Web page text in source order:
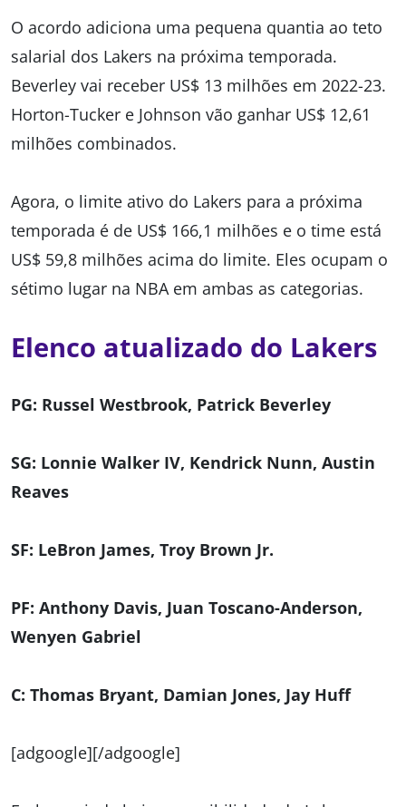
O acordo adiciona uma pequena quantia ao teto
salarial dos Lakers na próxima temporada.
Beverley vai receber US$ 13 milhões em 2022-23.
Horton-Tucker e Johnson vão ganhar US$ 12,61
milhões combinados.
Agora, o limite ativo do Lakers para a próxima
temporada é de US$ 166,1 milhões e o time está
US$ 59,8 milhões acima do limite. Eles ocupam o
sétimo lugar na NBA em ambas as categorias.
Elenco atualizado do Lakers
PG: Russel Westbrook, Patrick Beverley
SG: Lonnie Walker IV, Kendrick Nunn, Austin
Reaves
SF: LeBron James, Troy Brown Jr.
PF: Anthony Davis, Juan Toscano-Anderson,
Wenyen Gabriel
C: Thomas Bryant, Damian Jones, Jay Huff
[adgoogle][/adgoogle]